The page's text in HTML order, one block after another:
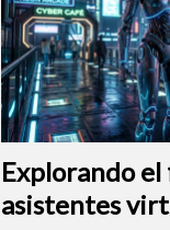
Explorando
asistentes